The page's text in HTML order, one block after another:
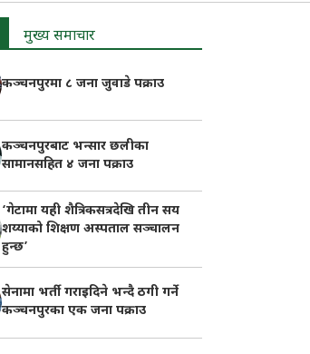
मुख्य समाचार
कञ्चनपुरमा ८ जना जुवाडे पक्राउ
कञ्चनपुरबाट भन्सार छलीका
सामानसहित ४ जना पक्राउ
‘गेटामा यही शैत्रिकसत्रदेखि तीन सय
शय्याको शिक्षण अस्पताल सञ्चालन
हुन्छ’
सेनामा भर्ती गराइदिने भन्दै ठगी गर्ने
कञ्चनपुरका एक जना पक्राउ